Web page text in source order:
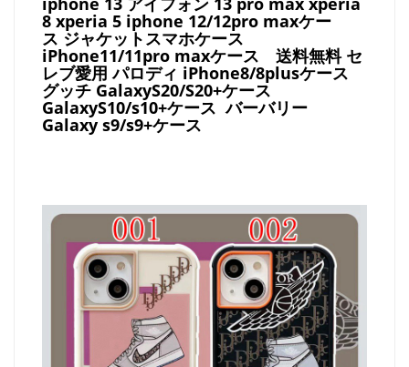
8 xperia 5 iphone 12/12pro maxケー
ス ジャケットスマホケース
iPhone11/11pro maxケース 送料無料 セ
レブ愛用 パロディ iPhone8/8plusケース
グッチ GalaxyS20/S20+ケース
GalaxyS10/s10+ケース バーバリー
Galaxy s9/s9+ケース